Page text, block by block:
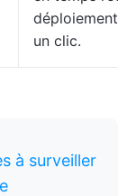
déploiement
un clic.
à surveiller